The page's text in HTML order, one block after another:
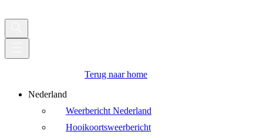
Terug naar home
Nederland
Weerbericht Nederland
Hooikoortsweerbericht